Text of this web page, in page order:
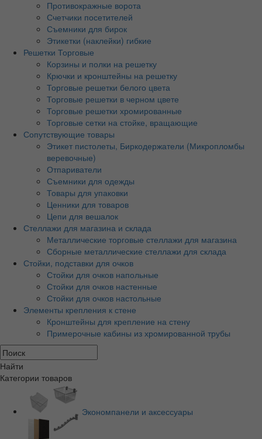
Противокражные ворота
Счетчики посетителей
Съемники для бирок
Этикетки (наклейки) гибкие
Решетки Торговые
Корзины и полки на решетку
Крючки и кронштейны на решетку
Торговые решетки белого цвета
Торговые решетки в черном цвете
Торговые решетки хромированные
Торговые сетки на стойке, вращающие
Сопутствующие товары
Этикет пистолеты, Биркодержатели (Микропломбы
веревочные)
Отпариватели
Съемники для одежды
Товары для упаковки
Ценники для товаров
Цепи для вешалок
Стеллажи для магазина и склада
Металлические торговые стеллажи для магазина
Сборные металлические стеллажи для склада
Стойки, подставки для очков
Стойки для очков напольные
Стойки для очков настенные
Стойки для очков настольные
Элементы крепления к стене
Кронштейны для крепление на стену
Примерочные кабины из хромированной трубы
Найти
Категории товаров
Экономпанели и аксессуары